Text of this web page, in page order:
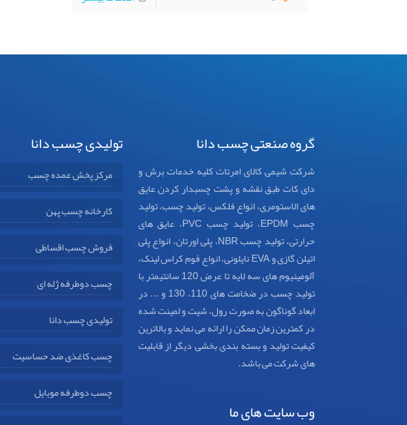
گروه صنعتی چسب دانا
شرکت شیمی کالای امرتات کلیه خدمات برش و
دای کات طبق نقشه و پشت چسبدار کردن عایق
های الاستومری، انواع فلکس، تولید چسب، تولید
چسب EPDM، تولید چسب PVC، عایق های
حرارتی، تولید چسب NBR، پلی اورتان، انواع پلی
اتیلن گازی و EVA نایلونی، انواع فوم کراس لینک،
آلومینیوم های سه لایه تا عرض 120 سانتیمتر با
تولید چسب در ضخامت های 110، 130 و ... در
ابعاد گوناگون به صورت رول، شیت و لمینت شده
در کمترین زمان ممکن را ارائه می نماید و بالاترین
کیفیت تولید و بسته بندی بخشی دیگر از قابلیت
های شرکت می باشد.
وب سایت های ما
تولیدی چسب دانا
مرکز پخش عمده چسب
کارخانه چسب پهن
فروش چسب اقساطی
چسب دوطرفه ژله ای
تولیدی چسب دانا
چسب کاغذی ضد حساسیت
چسب دوطرفه موبایل